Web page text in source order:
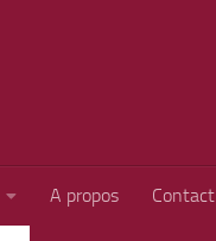
A propos Contact